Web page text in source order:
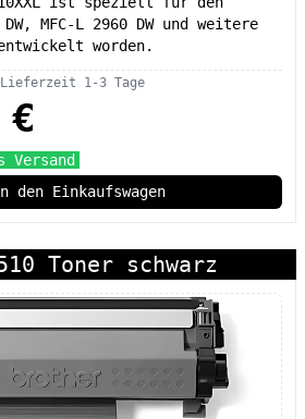
MFC-L 2960 DW und weitere
worden.
Lieferzeit 1-3 Tage
Versand
den Einkaufswagen
Toner schwarz